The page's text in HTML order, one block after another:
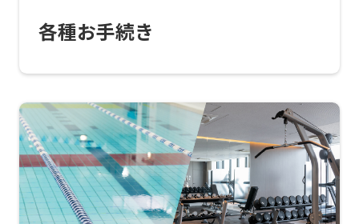
各種お手続き
(start
automatic
translation)
to
return
to